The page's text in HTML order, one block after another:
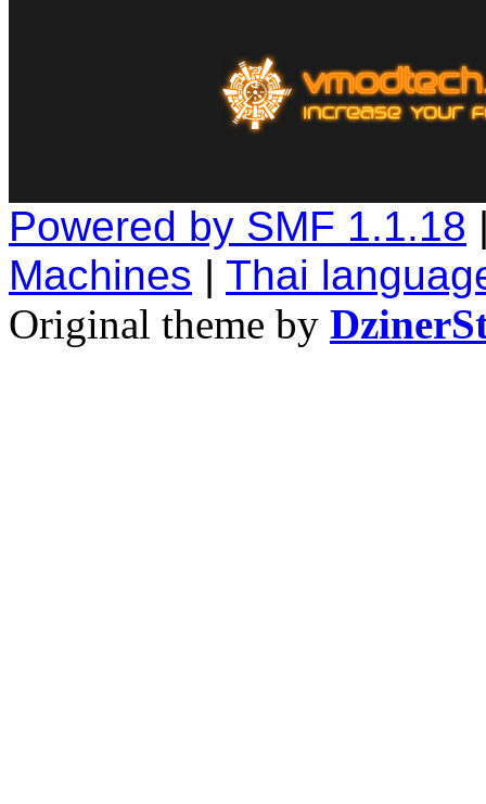
Powered by SMF 1.1.18
Machines | Thai
Original theme by